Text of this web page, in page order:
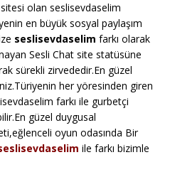
olan seslisevdaselim
en büyük sosyal paylaşım
seslisevdaselim farkı olarak
Sesli Chat site statüsüne
sürekli zirvededir.En güzel
her yöresinden giren
farkı ile gurbetçi
güzel duygusal
oyun odasında Bir
ile farkı bizimle